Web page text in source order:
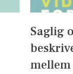
Saglig